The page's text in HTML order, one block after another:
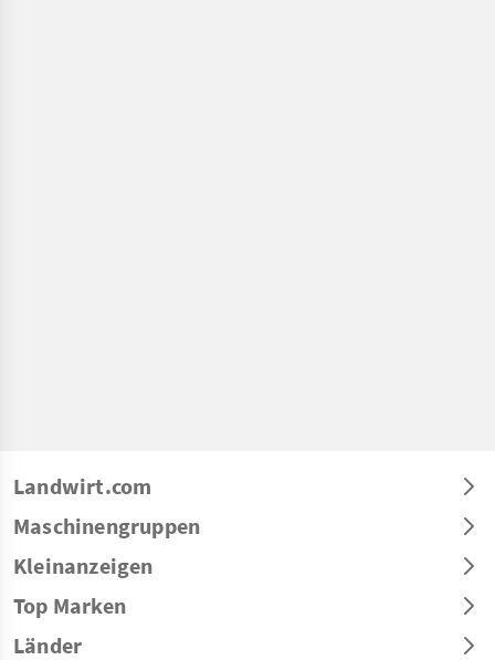
Landwirt.com
Maschinengruppen
Kleinanzeigen
Top Marken
Länder